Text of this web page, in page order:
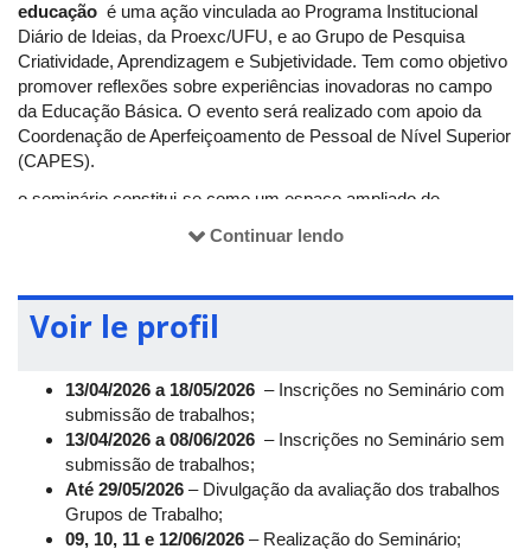
educação é uma ação vinculada ao Programa Institucional
Diário de Ideias, da Proexc/UFU, e ao Grupo de Pesquisa
Criatividade, Aprendizagem e Subjetividade. Tem como objetivo
promover reflexões sobre experiências inovadoras no campo
da Educação Básica. O evento será realizado com apoio da
Coordenação de Aperfeiçoamento de Pessoal de Nível Superior
(CAPES).
o seminário constitui-se como um espaço ampliado de
Ideias e outras experiências criativas e inovadoras no campo
redondas, promovendo debates a partir de uma perspectiva
histórico-cultural da criatividade, reunindo pesquisadores(as) de
diferentes áreas do conhecimento em diálogo com discentes da
Educação Básica e do Ensino Superior, além de demais
específicos(as)
O evento acontece, em formato presencial, nos dias 09, 10, 11
e 12 de junho de 2026. Para mais detalhes,
acesse:@diariodeideiasoficial
Continuar lendo
Voir le profil
13/04/2026 a 18/05/2026 – Inscrições no Seminário com
submissão de trabalhos;
13/04/2026 a 08/06/2026 – Inscrições no Seminário sem
submissão de trabalhos;
Até 29/05/2026 – Divulgação da avaliação dos trabalhos
Grupos de Trabalho;
09, 10, 11 e 12/06/2026 – Realização do Seminário;